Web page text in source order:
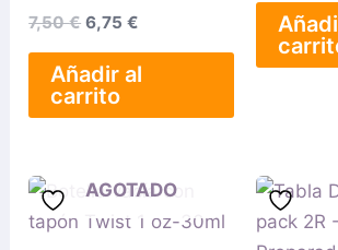
7,50€ 6,75€
Añadir al
carrito
AGOTADO